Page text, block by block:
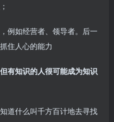
例如经营者、领导者。后一
住人心的能力
有知识的人很可能成为知识
道什么叫千方百计地去寻找